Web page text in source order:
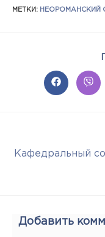
МЕТКИ : НЕОРОМАНСКИЙ
Кафедральный
Добавить